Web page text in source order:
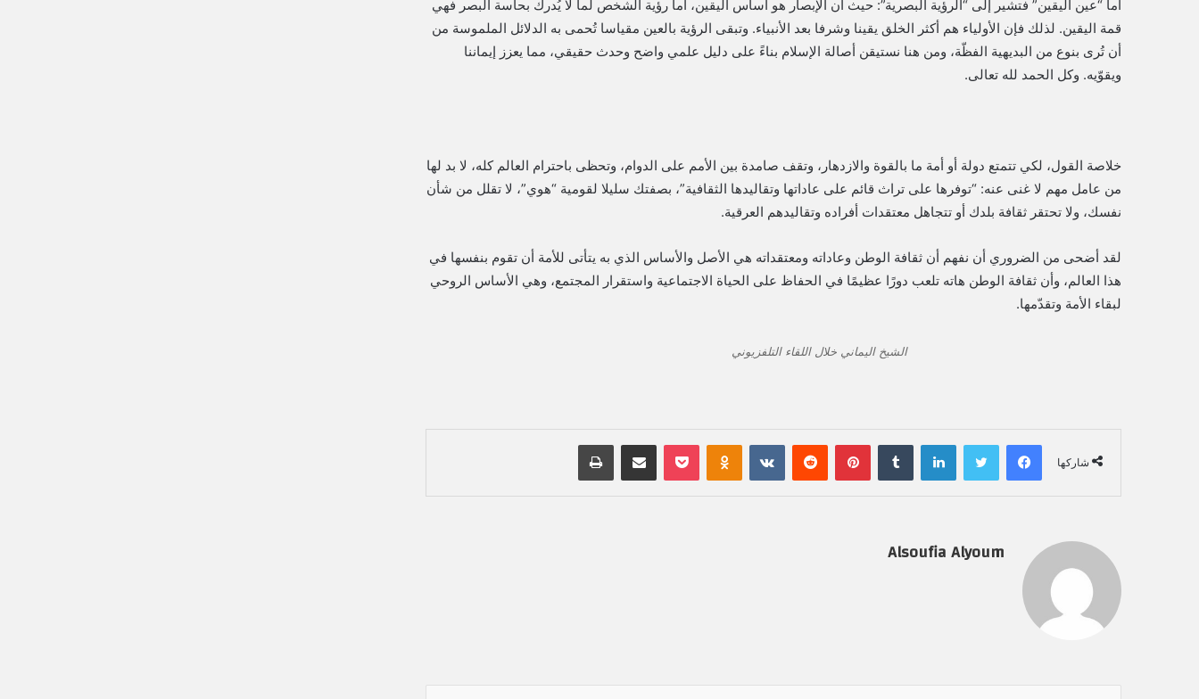
أما “عين اليقين” فتشير إلى “الرؤية البصرية”: حيث أن الإبصار هو أساس اليقين، أما رؤية الشخص لما لا يُدرك بحاسة البصر فهي
قمة اليقين. لذلك فإن الأولياء هم أكثر الخلق يقينا وشرفا بعد الأنبياء. وتبقى الرؤية بالعين مقياسا تُحمى به الدلائل الملموسة من
أن تُرى بنوع من البديهية الفظّة، ومن هنا نستيقن أصالة الإسلام بناءً على دليل علمي واضح وحدث حقيقي، مما يعزز إيماننا
ويقوّيه. وكل الحمد لله تعالى.
خلاصة القول، لكي تتمتع دولة أو أمة ما بالقوة والازدهار، وتقف صامدة بين الأمم على الدوام، وتحظى باحترام العالم كله، لا بد لها
من عامل مهم لا غنى عنه: “توفرها على تراث قائم على عاداتها وتقاليدها الثقافية”، بصفتك سليلا لقومية “هوي”، لا تقلل من شأن
نفسك، ولا تحتقر ثقافة بلدك أو تتجاهل معتقدات أفراده وتقاليدهم العرقية.
لقد أضحى من الضروري أن نفهم أن ثقافة الوطن وعاداته ومعتقداته هي الأصل والأساس الذي به يتأتى للأمة أن تقوم بنفسها في
هذا العالم، وأن ثقافة الوطن هاته تلعب دورًا عظيمًا في الحفاظ على الحياة الاجتماعية واستقرار المجتمع، وهي الأساس الروحي
لبقاء الأمة وتقدّمها.
الشيخ اليماني خلال اللقاء التلفزيوني
شاركها
فيسبوك لينكدإن بينتيريست بوكيت
Alsoufia Alyoum